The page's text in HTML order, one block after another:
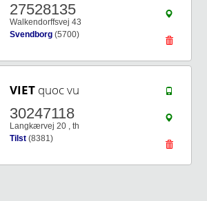
27528135
Walkendorffsvej 43
Svendborg (5700)
VIET quoc vu
30247118
Langkærvej 20 , th
Tilst (8381)